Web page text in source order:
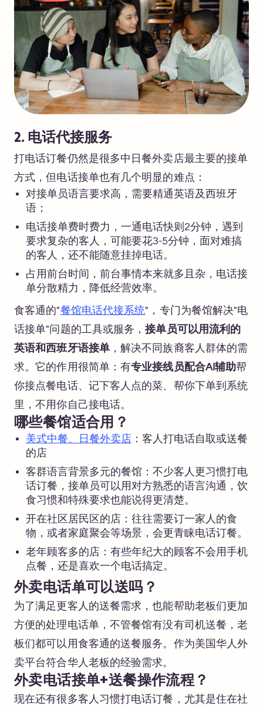
2. 电话代接服务
打电话订餐仍然是很多中日餐外卖店最主要的接单
方式，但电话接单也有几个明显的难点：
对接单员语言要求高，需要精通英语及西班牙
语；
电话接单费时费力，一通电话快则2分钟，遇到
要求复杂的客人，可能要花3-5分钟，面对难搞
的客人，还不能随意挂掉电话。
占用前台时间，前台事情本来就多且杂，电话接
单分散精力，降低经营效率。
食客通的"餐馆电话代接系统"，专门为餐馆解决"电
话接单"问题的工具或服务，接单员可以用流利的
英语和西班牙语接单，解决不同族裔客人群体的需
求。它的作用很简单：有专业接线员配合AI辅助帮
你接点餐电话、记下客人点的菜、帮你下单到系统
里，不用你自己接电话。
哪些餐馆适合用？
美式中餐、日餐外卖店 ：客人打电话自取或送餐
的店
客群语言背景多元的餐馆：不少客人更习惯打电
话订餐，接单员可以用对方熟悉的语言沟通，饮
食习惯和特殊要求也能说得更清楚。
开在社区居民区的店：往往需要订一家人的食
物，或者家庭聚会等场景，会更青睐电话订餐。
老年顾客多的店：有些年纪大的顾客不会用手机
点餐，还是喜欢一个电话搞定。
外卖电话单可以送吗？
为了满足更客人的送餐需求，也能帮助老板们更加
方便的处理电话单，不管餐馆有没有司机送餐，老
板们都可以用食客通的送餐服务。作为美国华人外
卖平台符合华人老板的经验需求。
外卖电话接单+送餐操作流程？
现在还有很多客人习惯打电话订餐，尤其是住在社